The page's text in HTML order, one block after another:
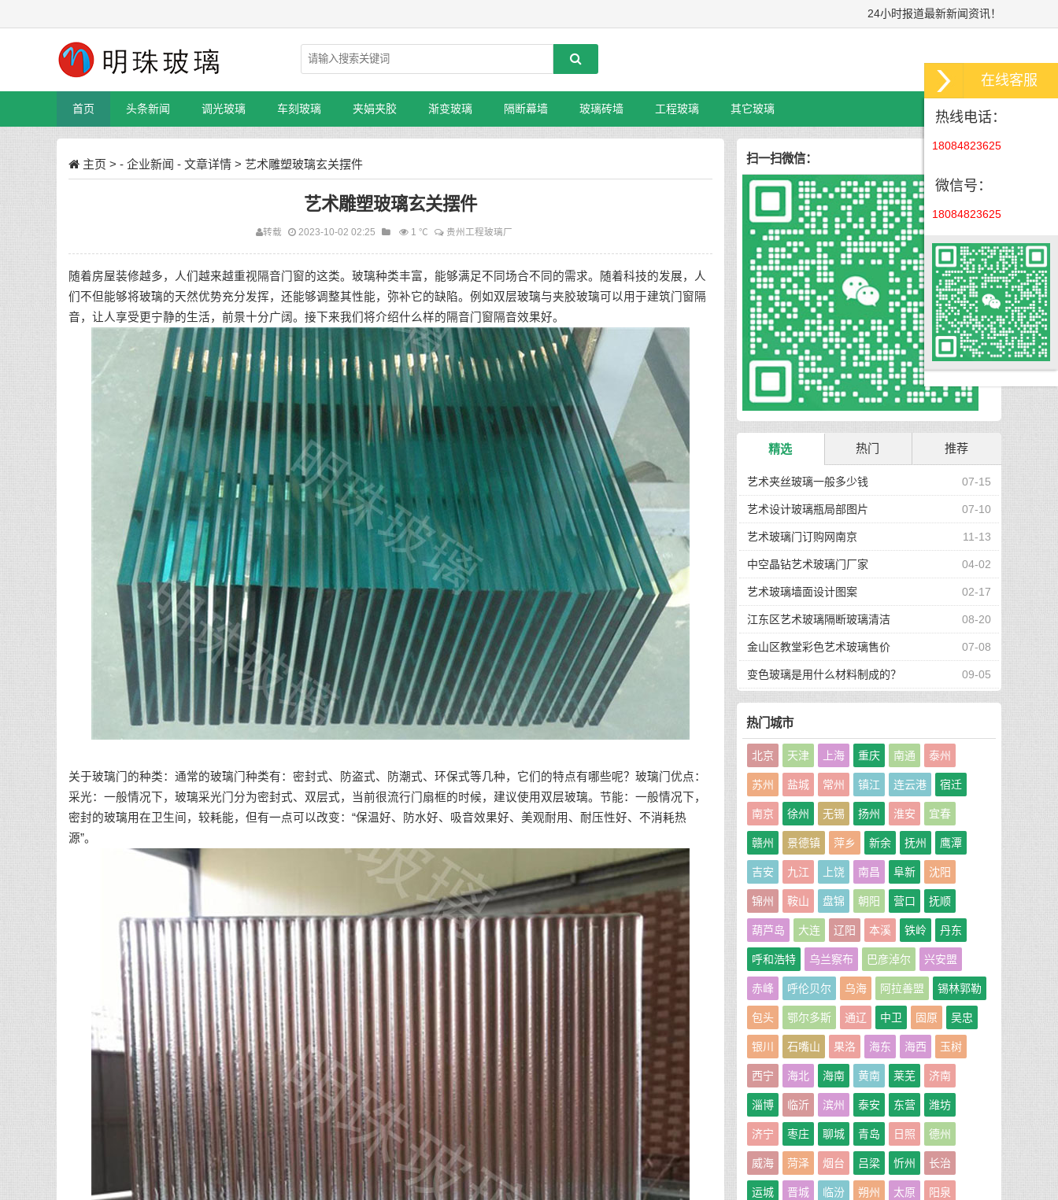
24小时报道最新新闻资讯！
首页 头条新闻 调光玻璃 车刻玻璃 夹娟夹胶 渐变玻璃 隔断幕墙 玻璃砖墙 工程玻璃 其它玻璃
主页 > - 企业新闻 - 文章详情 > 艺术雕塑玻璃玄关摆件
艺术雕塑玻璃玄关摆件
转载 2023-10-02 02:25 1 ℃ 贵州工程玻璃厂
随着房屋装修越多，人们越来越重视隔音门窗的这类。玻璃种类丰富，能够满足不同场合不同的需求。随着科技的发展，人
们不但能够将玻璃的天然优势充分发挥，还能够调整其性能，弥补它的缺陷。例如双层玻璃与夹胶玻璃可以用于建筑门窗隔
音，让人享受更宁静的生活，前景十分广阔。接下来我们将介绍什么样的隔音门窗隔音效果好。
关于玻璃门的种类：通常的玻璃门种类有：密封式、防盗式、防潮式、环保式等几种，它们的特点有哪些呢？玻璃门优点：
采光：一般情况下，玻璃采光门分为密封式、双层式，当前很流行门扇框的时候，建议使用双层玻璃。节能：一般情况下，
密封的玻璃用在卫生间，较耗能，但有一点可以改变：“保温好、防水好、吸音效果好、美观耐用、耐压性好、不消耗热
源”。
扫一扫微信：
精选 热门 推荐
07-15
艺术夹丝玻璃一般多少钱
07-10
艺术设计玻璃瓶局部图片
11-13
艺术玻璃门订购网南京
04-02
中空晶钻艺术玻璃门厂家
02-17
艺术玻璃墙面设计图案
08-20
江东区艺术玻璃隔断玻璃清洁
07-08
金山区教堂彩色艺术玻璃售价
09-05
变色玻璃是用什么材料制成的？
热门城市
北京 天津 上海 重庆 南通 泰州
苏州 盐城 常州 镇江 连云港 宿迁
南京 徐州 无锡 扬州 淮安 宜春
赣州 景德镇 萍乡 新余 抚州 鹰潭
吉安 九江 上饶 南昌 阜新 沈阳
锦州 鞍山 盘锦 朝阳 营口 抚顺
葫芦岛 大连 辽阳 本溪 铁岭 丹东
呼和浩特 乌兰察布 巴彦淖尔 兴安盟
赤峰 呼伦贝尔 乌海 阿拉善盟 锡林郭勒
包头 鄂尔多斯 通辽 中卫 固原 吴忠
银川 石嘴山 果洛 海东 海西 玉树
西宁 海北 海南 黄南 莱芜 济南
淄博 临沂 滨州 泰安 东营 潍坊
济宁 枣庄 聊城 青岛 日照 德州
威海 菏泽 烟台 吕梁 忻州 长治
运城 晋城 临汾 朔州 太原 阳泉
在线客服
热线电话：
18084823625
微信号：
18084823625